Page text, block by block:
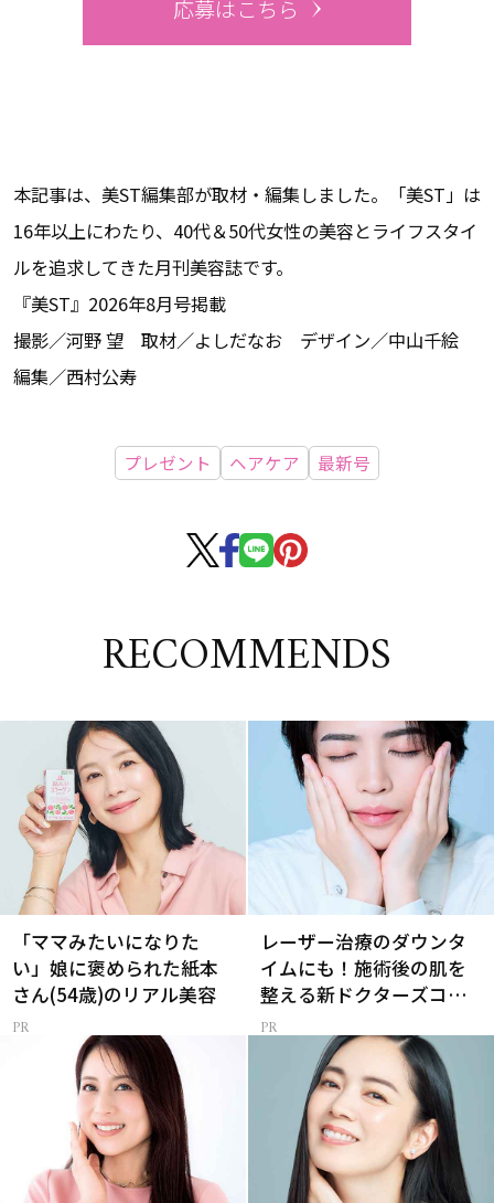
応募はこちら
本記事は、美ST編集部が取材・編集しました。「美ST」は
16年以上にわたり、40代＆50代女性の美容とライフスタイ
ルを追求してきた月刊美容誌です。
『美ST』2026年8月号掲載
撮影／河野 望 取材／よしだなお デザイン／中山千絵
編集／西村公寿
プレゼント ヘアケア 最新号
RECOMMENDS
「ママみたいになりた
い」娘に褒められた紙本
さん(54歳)のリアル美容
レーザー治療のダウンタ
イムにも！施術後の肌を
整える新ドクターズコス
メ